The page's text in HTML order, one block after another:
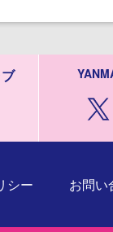
シー お問い